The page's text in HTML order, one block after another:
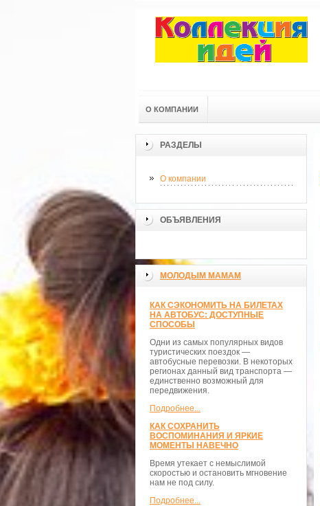
О КОМПАНИИ
РАЗДЕЛЫ
О компании
ОБЪЯВЛЕНИЯ
МОЛОДЫМ МАМАМ
КАК СЭКОНОМИТЬ НА БИЛЕТАХ
НА АВТОБУС: ДОСТУПНЫЕ
СПОСОБЫ
Одни из самых популярных видов
туристических поездок —
автобусные перевозки. В некоторых
регионах данный вид транспорта —
единственно возможный для
передвижения.
Подробнее...
КАК СОХРАНИТЬ
ВОСПОМИНАНИЯ И ЯРКИЕ
МОМЕНТЫ НАВЕЧНО
Время утекает с немыслимой
скоростью и остановить мгновение
нам не под силу.
Подробнее...